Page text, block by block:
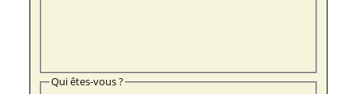
Qui êtes-vous ?